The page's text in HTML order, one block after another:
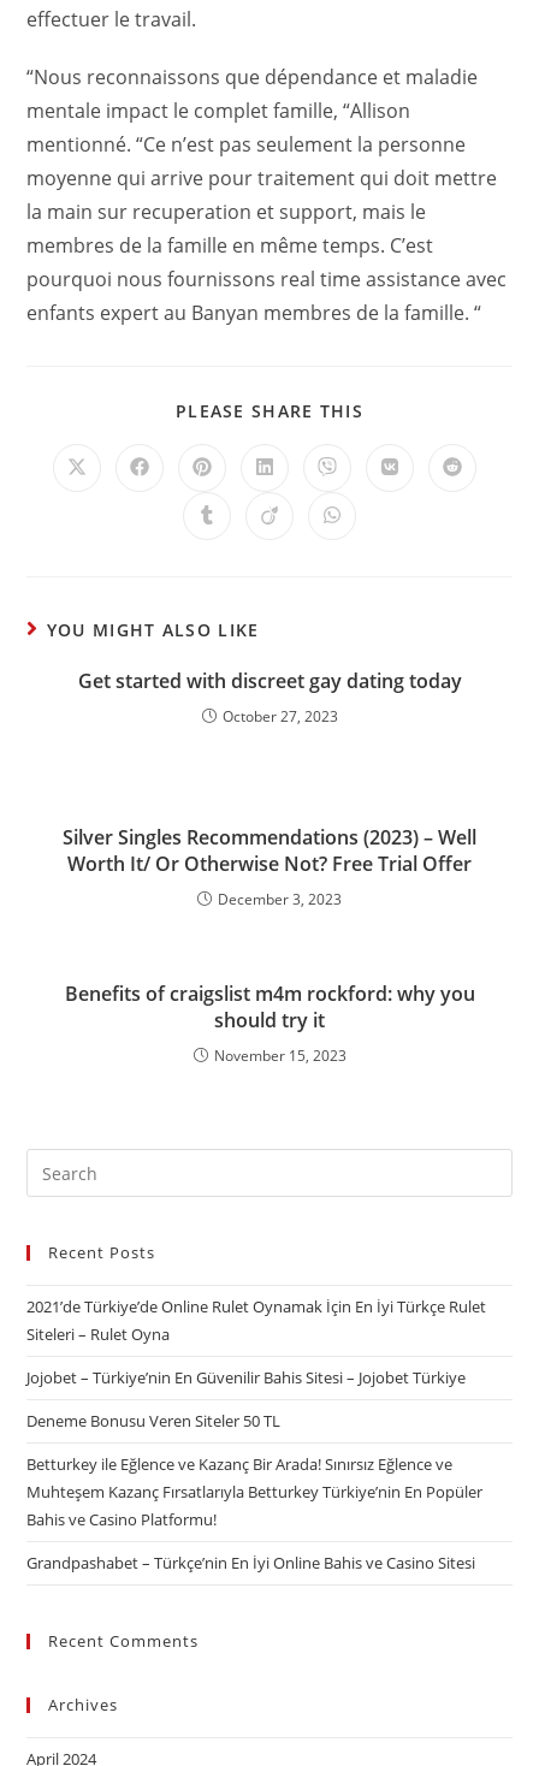
effectuer le travail.
“Nous reconnaissons que dépendance et maladie
mentale impact le complet famille, “Allison
mentionné. “Ce n’est pas seulement la personne
moyenne qui arrive pour traitement qui doit mettre
la main sur recuperation et support, mais le
membres de la famille en même temps. C’est
pourquoi nous fournissons real time assistance avec
enfants expert au Banyan membres de la famille. “
PLEASE SHARE THIS
YOU MIGHT ALSO LIKE
Get started with discreet gay dating today
October 27, 2023
Silver Singles Recommendations (2023) – Well
Worth It/ Or Otherwise Not? Free Trial Offer
December 3, 2023
Benefits of craigslist m4m rockford: why you
should try it
November 15, 2023
Recent Posts
2021’de Türkiye’de Online Rulet Oynamak İçin En İyi Türkçe Rulet
Siteleri – Rulet Oyna
Jojobet – Türkiye’nin En Güvenilir Bahis Sitesi – Jojobet Türkiye
Deneme Bonusu Veren Siteler 50 TL
Betturkey ile Eğlence ve Kazanç Bir Arada! Sınırsız Eğlence ve
Muhteşem Kazanç Fırsatlarıyla Betturkey Türkiye’nin En Popüler
Bahis ve Casino Platformu!
Grandpashabet – Türkçe’nin En İyi Online Bahis ve Casino Sitesi
Recent Comments
Archives
April 2024